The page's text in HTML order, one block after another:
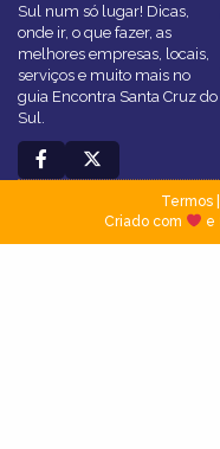
Sul num só lugar! Dicas,
onde ir, o que fazer, as
melhores empresas, locais,
serviços e muito mais no
guia Encontra Santa Cruz do
Sul.
Termos|
Criado com
e